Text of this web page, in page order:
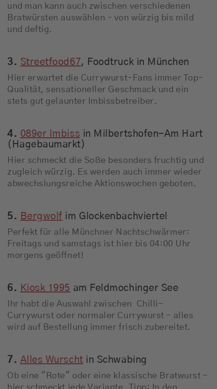
und man kann auch zwischen verschiedenen
Bratwürsten auswählen – von würzig bis mild
und deftig.
3. Streetfood67, Foodtruck in München
Hier erwartet die Currywurst-Fans immer Top-
Qualität, sensationeller Geschmack und ein
stets gut gelaunter Imbissbetreiber.
4. 089er Imbiss in Milbertshofen-Am Hart
(Hagebaumarkt)
Hier schmeckt die Soße besonders fruchtig und
zugleich würzig. Es werden auch immer wieder
abwechslungsreiche Aktionswochen geboten.
5. Bergwolf im Glockenbachviertel
Perfekt für alle Münchner Nachtschwärmer:
Freitags und samstags ist hier bis 04:00 Uhr
morgens geöffnet!
6. Kiosk 1995 am Feldmochinger See
Ihr habt die Auswahl zwischen Chilli-
Currywurst oder normaler Currywurst – alles
wird auf Bestellung immer frisch zubereitet.
7. Alles Wurscht in Schwabing
Ob eine "Rote" oder eine klassische Bratwurst –